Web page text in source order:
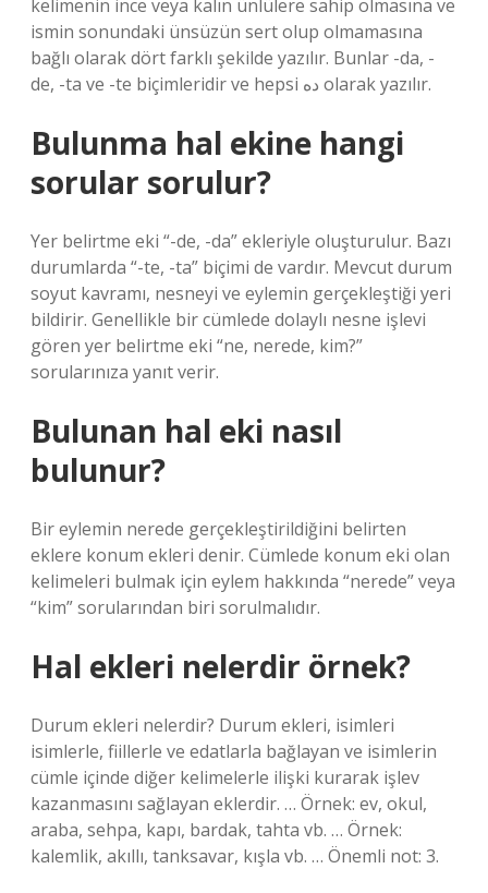
kelimenin ince veya kalın ünlülere sahip olmasına ve
ismin sonundaki ünsüzün sert olup olmamasına
bağlı olarak dört farklı şekilde yazılır. Bunlar -da, -
de, -ta ve -te biçimleridir ve hepsi ده olarak yazılır.
Bulunma hal ekine hangi
sorular sorulur?
Yer belirtme eki “-de, -da” ekleriyle oluşturulur. Bazı
durumlarda “-te, -ta” biçimi de vardır. Mevcut durum
soyut kavramı, nesneyi ve eylemin gerçekleştiği yeri
bildirir. Genellikle bir cümlede dolaylı nesne işlevi
gören yer belirtme eki “ne, nerede, kim?”
sorularınıza yanıt verir.
Bulunan hal eki nasıl
bulunur?
Bir eylemin nerede gerçekleştirildiğini belirten
eklere konum ekleri denir. Cümlede konum eki olan
kelimeleri bulmak için eylem hakkında “nerede” veya
“kim” sorularından biri sorulmalıdır.
Hal ekleri nelerdir örnek?
Durum ekleri nelerdir? Durum ekleri, isimleri
isimlerle, fiillerle ve edatlarla bağlayan ve isimlerin
cümle içinde diğer kelimelerle ilişki kurarak işlev
kazanmasını sağlayan eklerdir. … Örnek: ev, okul,
araba, sehpa, kapı, bardak, tahta vb. … Örnek:
kalemlik, akıllı, tanksavar, kışla vb. … Önemli not: 3.